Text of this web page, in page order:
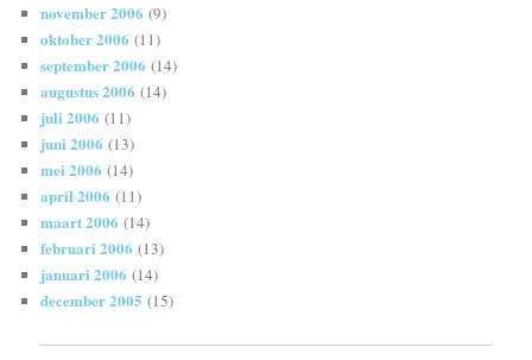
november 2006 (9)
oktober 2006 (11)
september 2006 (14)
augustus 2006 (14)
juli 2006 (11)
juni 2006 (13)
mei 2006 (14)
april 2006 (11)
maart 2006 (14)
februari 2006 (13)
januari 2006 (14)
december 2005 (15)